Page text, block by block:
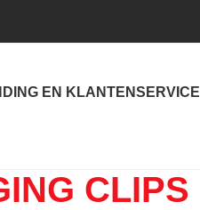
EN KLANTENSERVICE
CLIPS